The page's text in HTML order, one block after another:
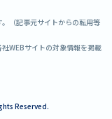
（記事元サイトからの転用等
WEBサイトの対象情報を掲載
Reserved.